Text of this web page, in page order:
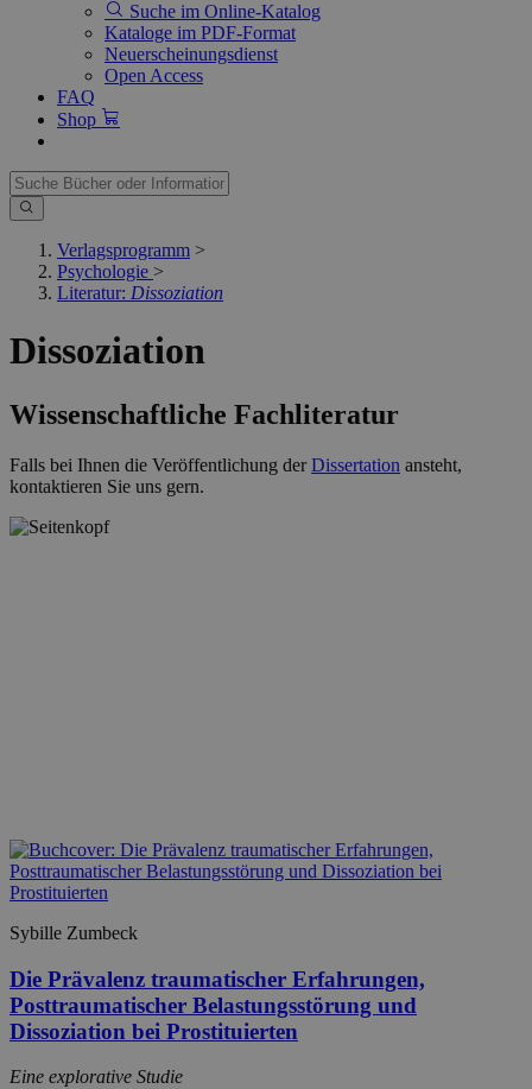
Suche im Online-Katalog
Kataloge im PDF-Format
Neuerscheinungsdienst
Open Access
FAQ
Shop
Verlagsprogramm >
Psychologie >
Literatur: Dissoziation
Dissoziation
Wissenschaftliche Fachliteratur
Falls bei Ihnen die Veröffentlichung derDissertation ansteht,
kontaktieren Sie uns gern.
Sybille Zumbeck
Die Prävalenz traumatischer Erfahrungen,
Posttraumatischer Belastungsstörung und
Dissoziation bei Prostituierten
Eine explorative Studie